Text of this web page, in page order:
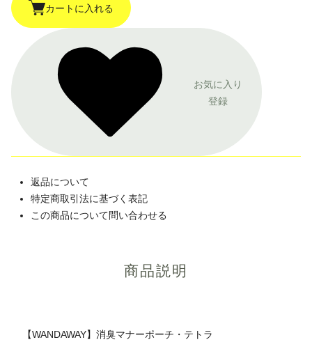
カートに入れる
お気に入り
登録
返品について
特定商取引法に基づく表記
この商品について問い合わせる
商品説明
【WANDAWAY】消臭マナーポーチ・テトラ